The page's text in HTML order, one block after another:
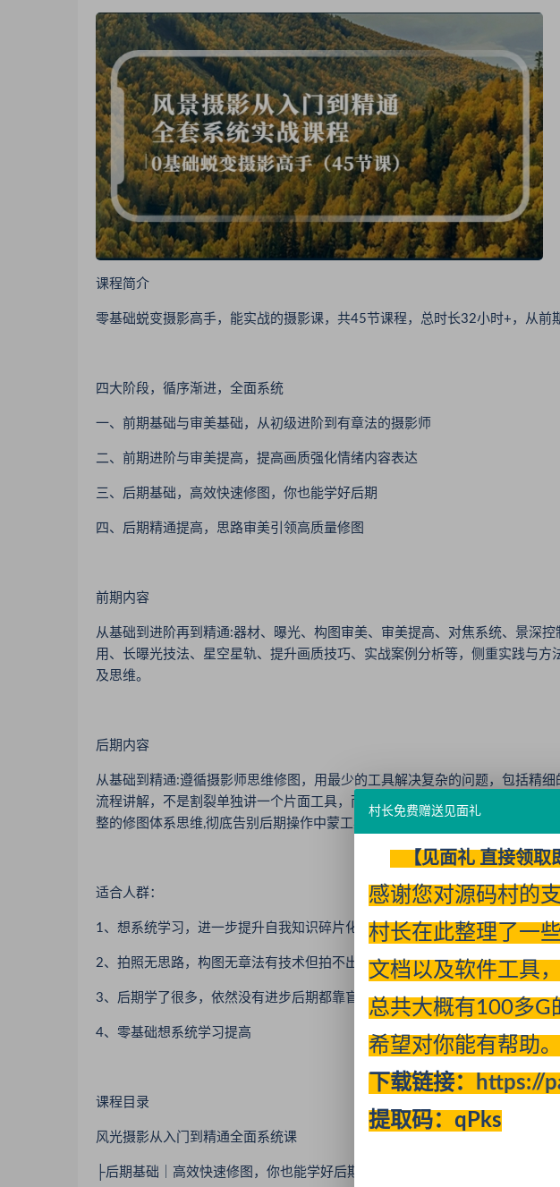
课程简介
零基础蜕变摄影高手，能实战的摄影课，共45节课程，总时长32小时+，从前
四大阶段，循序渐进，全面系统
一、前期基础与审美基础，从初级进阶到有章法的摄影师
二、前期进阶与审美提高，提高画质强化情绪内容表达
三、后期基础，高效快速修图，你也能学好后期
四、后期精通提高，思路审美引领高质量修图
前期内容
从基础到进阶再到精通:器材、曝光、构图审美、审美提高、对焦系统、景深
用、长曝光技法、星空星轨、提升画质技巧、实战案例分析等，侧重实践与方
及思维。
后期内容
从基础到精通:遵循摄影师思维修图，用最少的工具解决复杂的问题，包括精
流程讲解，不是割裂单独讲一个片面工具，而是根据照片融会贯通的讲解，以
整的修图体系思维,彻底告别后期操作中蒙工具、乱尝试、套滤镜的困境。
适合人群：
1、想系统学习，进一步提升自我知识碎片化不系统，无法融汇贯通
2、拍照无思路，构图无章法有技术但拍不出满意作品 提高审美欣赏能力
3、后期学了很多，依然没有进步后期都靠盲目尝试工具，套滤镜工具都会用
4、零基础想系统学习提高
课程目录
风光摄影从入门到精通全面系统课
├后期基础｜高效快速修图，你也能学好后期
村长免费赠送见面礼
【见面礼 直接领取
感谢您对源码村的
村长在此整理了一些
文档以及软件工具，
总共大概有100多G
希望对你能有帮助。
下载链接：
https://
提取码：qPks